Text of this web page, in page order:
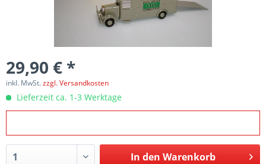
29,90 € *
inkl. MwSt.zzgl. Versandkosten
Lieferzeit ca. 1-3 Werktage
In den Warenkorb